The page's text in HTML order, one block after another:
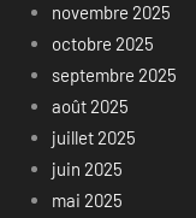
novembre 2025
octobre 2025
septembre 2025
août 2025
juillet 2025
juin 2025
mai 2025